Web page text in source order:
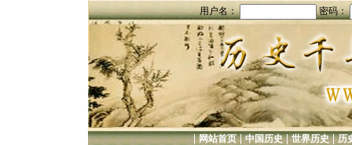
用户名： 密码：
|网站首页|中国历史|世界历史|历